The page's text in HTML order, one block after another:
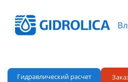
Гидравлический расчет